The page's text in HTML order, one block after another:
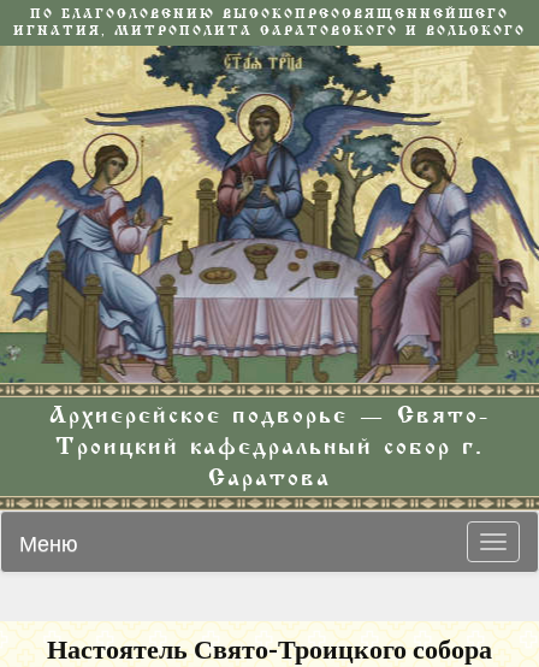
ПО БЛАГОСЛОВЕНИЮ ВЫСОКОПРЕОСВЯЩЕННЕЙШЕГО
ИГНАТИЯ, МИТРОПОЛИТА САРАТОВСКОГО И ВОЛЬСКОГО
Архиерейское подворье — Свято-
Троицкий кафедральный собор г.
Саратова
Меню
Настоятель Свято-Троицкого собора